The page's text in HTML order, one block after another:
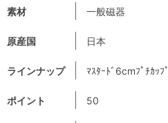
素材 一般磁器
原産国 日本
ラインナップ ﾏｽﾀｰﾄﾞ6cmﾌﾟﾁｶｯﾌﾟ
ポイント 50